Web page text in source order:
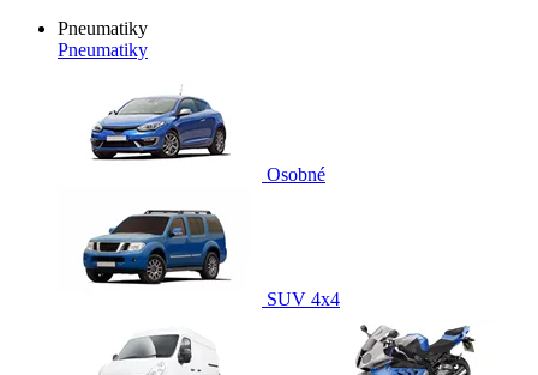
Pneumatiky
Pneumatiky
Osobné
SUV 4x4